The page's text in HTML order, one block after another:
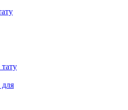
для